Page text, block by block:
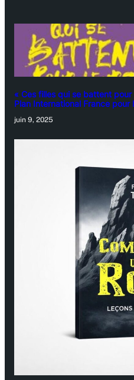
« Ces filles qui se battent
Plan International France pour
juin 9, 2025